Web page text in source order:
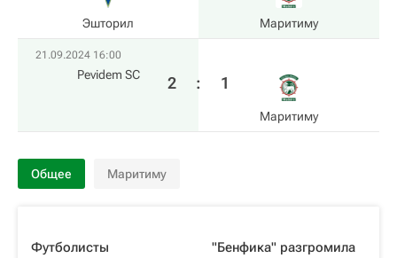
Эшторил Маритиму
21.09.2024 16:00
Pevidem SC 2 : 1
Маритиму
Общее Маритиму
Футболисты
"Бенфика" разгромила